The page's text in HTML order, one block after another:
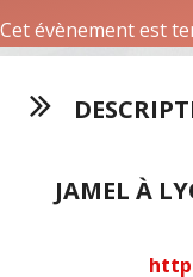
Cet évènement est
JAMEL À